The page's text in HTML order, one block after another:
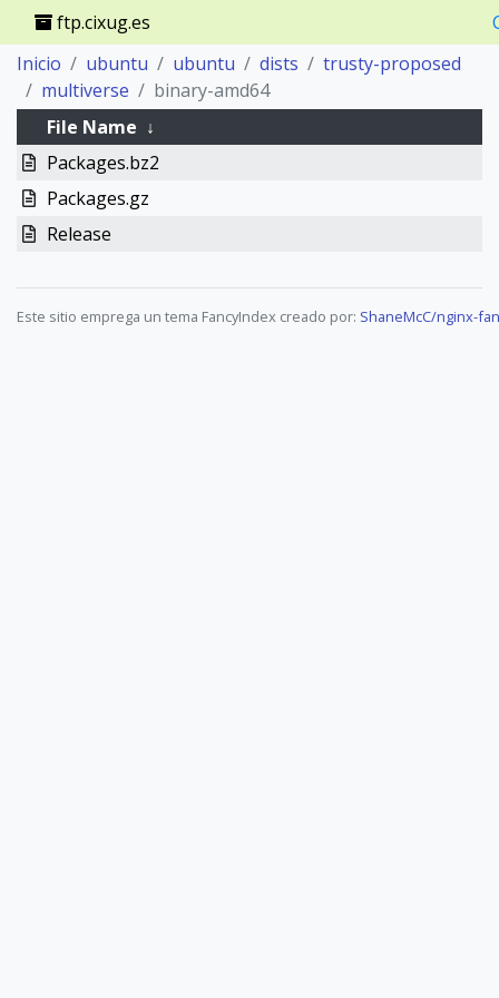
ftp.cixug.es
Inicio
ubuntu ubuntu dists
trusty-proposed
multiverse
binary-amd64
File Name ↓
Packages.bz2
Packages.gz
Release
Este sitio emprega un tema FancyIndex creado por: ShaneMcC/nginx-